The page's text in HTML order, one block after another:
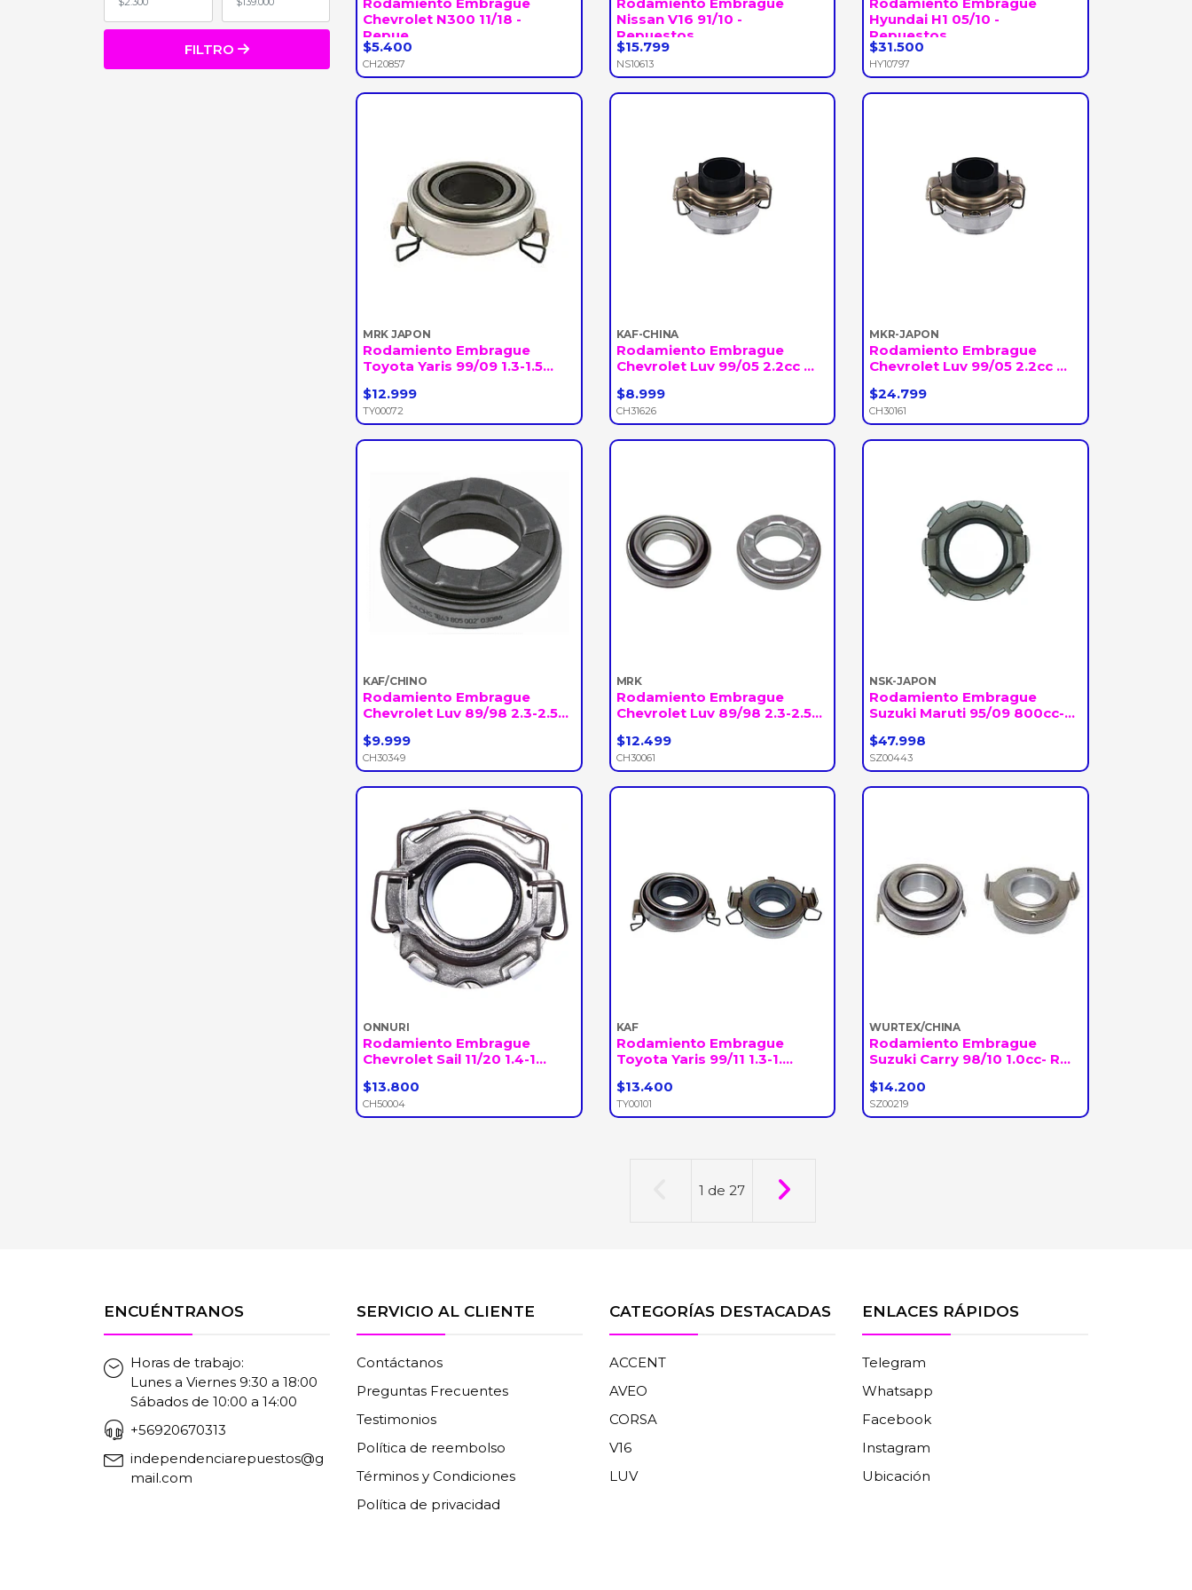
FILTRO
Rodamiento Embrague
Chevrolet N300 11/18 -
Repue...
-
$5.400
CH20857
Rodamiento Embrague
Nissan V16 91/10 -
Repuestos...
-
$15.799
NS10613
Rodamiento Embrague
Hyundai H1 05/10 -
Repuestos...
-
$31.500
HY10797
MRK JAPON
Rodamiento Embrague
Toyota Yaris 99/09 1.3-1.5...
-
$12.999
TY00072
KAF-CHINA
Rodamiento Embrague
Chevrolet Luv 99/05 2.2cc ...
-
$8.999
CH31626
MKR-JAPON
Rodamiento Embrague
Chevrolet Luv 99/05 2.2cc ...
-
$24.799
CH30161
KAF/CHINO
Rodamiento Embrague
Chevrolet Luv 89/98 2.3-2.5...
-
$9.999
CH30349
MRK
Rodamiento Embrague
Chevrolet Luv 89/98 2.3-2.5...
-
$12.499
CH30061
NSK-JAPON
Rodamiento Embrague
Suzuki Maruti 95/09 800cc-...
-
$47.998
SZ00443
ONNURI
Rodamiento Embrague
Chevrolet Sail 11/20 1.4-1...
-
$13.800
CH50004
KAF
Rodamiento Embrague
Toyota Yaris 99/11 1.3-1....
-
$13.400
TY00101
WURTEX/CHINA
Rodamiento Embrague
Suzuki Carry 98/10 1.0cc- R...
-
$14.200
SZ00219
1 de 27
ENCUÉNTRANOS
Horas de trabajo:
Lunes a Viernes 9:30 a 18:00
Sábados de 10:00 a 14:00
+56920670313
independenciarepuestos@g
mail.com
SERVICIO AL CLIENTE
Contáctanos
Preguntas Frecuentes
Testimonios
Política de reembolso
Términos y Condiciones
Política de privacidad
CATEGORÍAS DESTACADAS
ACCENT
AVEO
CORSA
V16
LUV
ENLACES RÁPIDOS
Telegram
Whatsapp
Facebook
Instagram
Ubicación